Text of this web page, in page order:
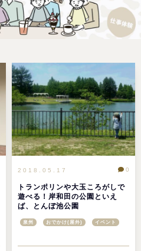
2018.05.17
トランポリンや大玉ころがしで
遊べる！岸和田の公園といえ
ば、とんぼ池公園
0
泉州 おでかけ(屋外) イベント